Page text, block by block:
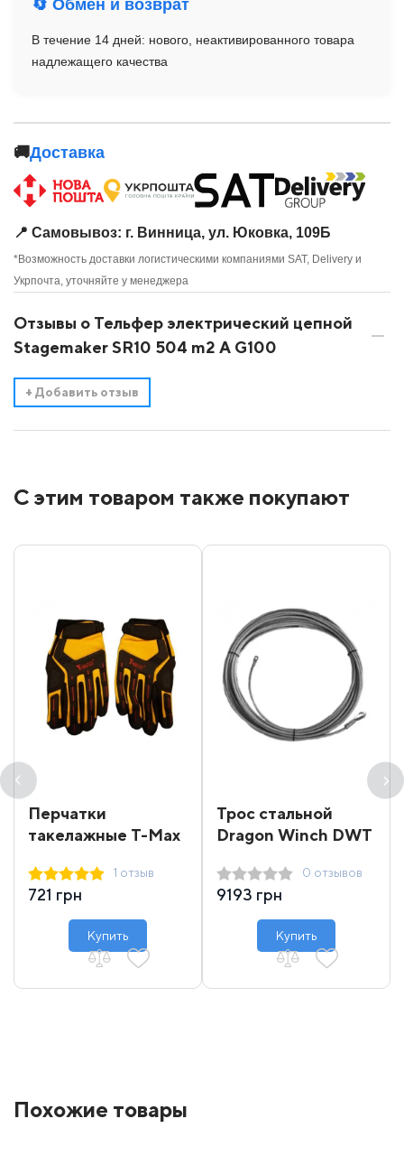
🔄 Обмен и возврат
В течение 14 дней: нового, неактивированного товара
надлежащего качества
🚚Доставка
📍 Самовывоз: г. Винница, ул. Юковка, 109Б
*Возможность доставки логистическими компаниями SAT, Delivery и
Укрпочта, уточняйте у менеджера
Отзывы о Тельфер электрический цепной
Stagemaker SR10 504 m2 A G100
+ Добавить отзыв
С этим товаром также покупают
Перчатки
такелажные T-Max
1 отзыв
721 грн
Купить
Трос стальной
Dragon Winch DWT
0 отзывов
9193 грн
Купить
Похожие товары